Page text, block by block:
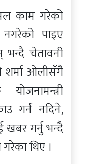
काम गरेको
पाइए
भन्दै चेतावनी
शर्मा ओलीसँगै
गर्न नदिने,
खबर गर्नु भन्दै
थिए ।